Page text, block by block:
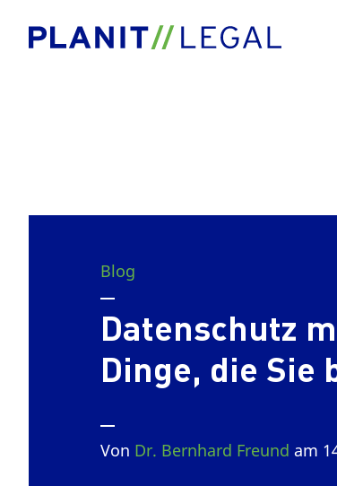
Blog
Datenschutz
Dinge, die Sie
Von Dr. Bernhard Freund am